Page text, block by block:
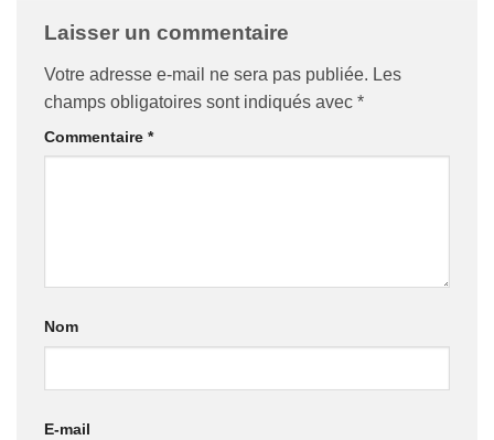
Laisser un commentaire
Votre adresse e-mail ne sera pas publiée. Les
champs obligatoires sont indiqués avec *
Commentaire *
Nom
E-mail